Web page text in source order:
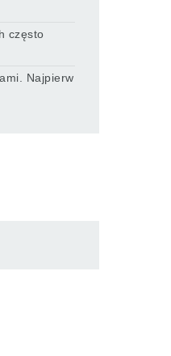
często
Najpierw